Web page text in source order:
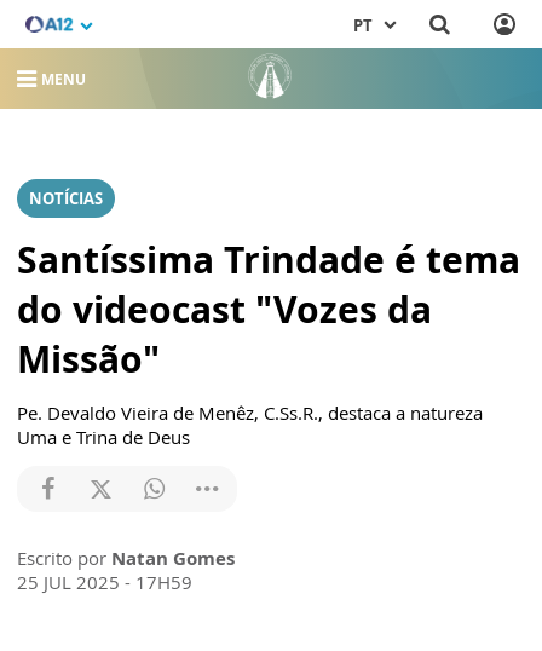
PT
MENU
NOTÍCIAS
Santíssima Trindade é tema
do videocast "Vozes da
Missão"
Pe. Devaldo Vieira de Menêz, C.Ss.R., destaca a natureza
Uma e Trina de Deus
Escrito por Natan Gomes
25 JUL 2025 - 17H59